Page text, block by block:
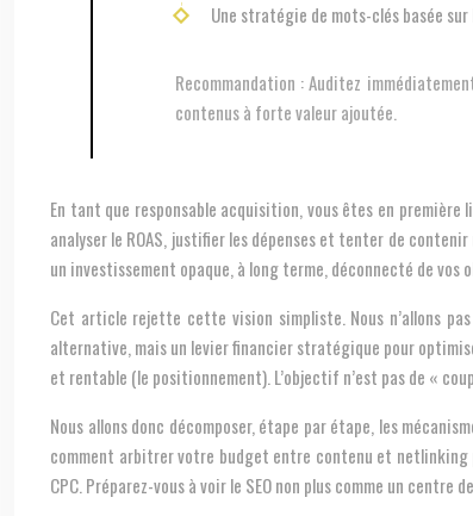
Une stratégie de mots-clés basée sur
Recommandation :Auditez
contenus à forte valeur ajoutée.
En tant que responsable acquisition, vous êtes en
analyser le ROAS, justifier les dépenses et tenter de
un investissement opaque, à long terme, déconnecté de
Cet article rejette cette vision simpliste. Nous n’allons
alternative, mais un levier financier stratégique pour
et rentable (le positionnement). L’objectif n’est pas de «
Nous allons donc décomposer, étape par étape, les
comment arbitrer votre budget entre contenu et netlinking
CPC. Préparez-vous à voir le SEO non plus comme un